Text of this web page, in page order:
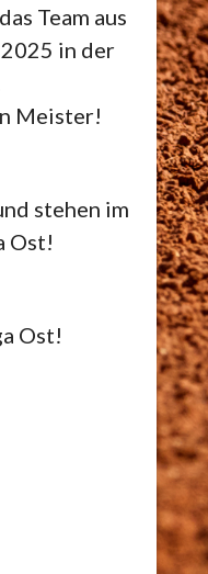
Team aus
in der
Meister!
stehen im
Ost!
Ost!